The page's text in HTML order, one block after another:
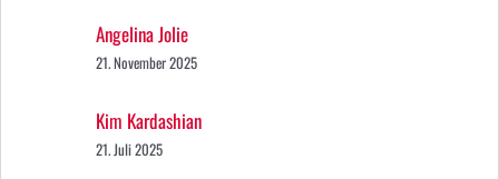
Angelina Jolie
21. November 2025
Kim Kardashian
21. Juli 2025